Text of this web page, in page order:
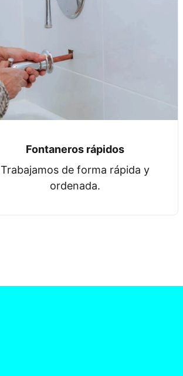
Fontaneros rápidos
Trabajamos de forma rápida y
ordenada.